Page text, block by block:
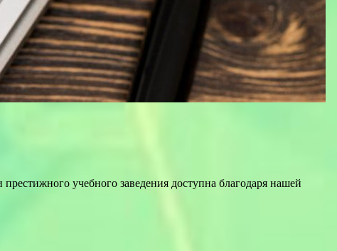
учебного заведения доступна благодаря нашей